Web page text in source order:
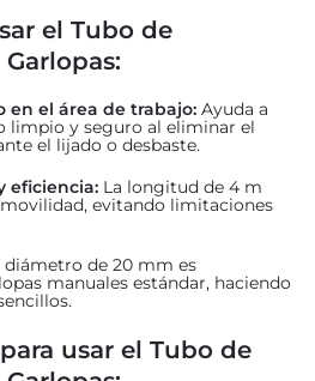
el Tubo de
en el área de trabajo: Ayuda a
limpio y seguro al eliminar el
el lijado o desbaste.
eficiencia: La longitud de 4 m
evitando limitaciones
diámetro de 20 mm es
manuales estándar, haciendo
usar el Tubo de